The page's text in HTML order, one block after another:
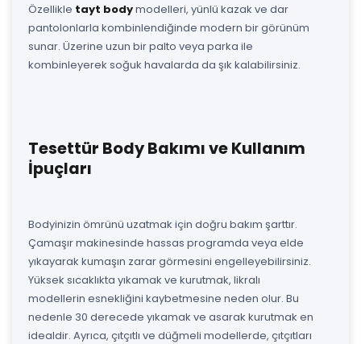
Özellikle tayt bodymodelleri, yünlü kazak ve dar
pantolonlarla kombinlendiğinde modern bir görünüm
sunar. Üzerine uzun bir palto veya parka ile
kombinleyerek soğuk havalarda da şık kalabilirsiniz.
Tesettür Body Bakımı ve Kullanım
İpuçları
Bodyinizin ömrünü uzatmak için doğru bakım şarttır.
Çamaşır makinesinde hassas programda veya elde
yıkayarak kumaşın zarar görmesini engelleyebilirsiniz.
Yüksek sıcaklıkta yıkamak ve kurutmak, likralı
modellerin esnekliğini kaybetmesine neden olur. Bu
nedenle 30 derecede yıkamak ve asarak kurutmak en
idealdir. Ayrıca, çıtçıtlı ve düğmeli modellerde, çıtçıtları